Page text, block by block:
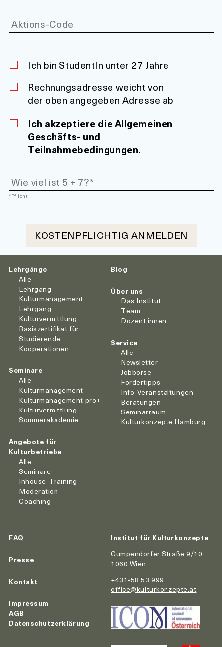
Ich bin StudentIn unter 27 Jahre
Rechnungsadresse weicht von
der oben angegeben Adresse ab
Ich akzeptiere dieAllgemeinen
Geschäfts- und
Teilnahmebedingungen.
*Pflicht
Lehrgänge
Alle
Lehrgang
Kulturmanagement
Lehrgang
Kulturvermittlung
Basiszertifikat für
Studierende
Kooperationen
Seminare
Alle
Kulturmanagement
Kulturmanagement pro+
Kulturvermittlung
Sommerakademie
Angebote für
Kulturbetriebe
Alle
Seminare
Inhouse-Training
Moderation
Coaching
Blog
Über uns
Das Institut
Team
Dozent:innen
Service
Alle
Newsletter
Jobbörse
Fördertipps
Info-Veranstaltungen
Beratungen
Seminarraum
Kulturkonzepte Hamburg
FAQ
Presse
Kontakt
Impressum
AGB
Datenschutzerklärung
Institut für Kulturkonzepte
Gumpendorfer Straße 9/10
1060 Wien
+431-58 53 999
office@kulturkonzepte.at